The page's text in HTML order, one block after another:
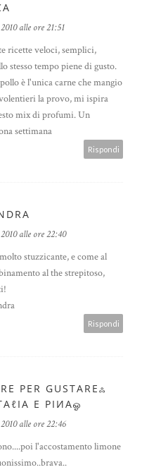
alle ore 21:51
ricette veloci, semplici,
stesso tempo piene di gusto.
è l'unica carne che mangio
la provo, mi ispira
mix di profumi. Un
settimana
Rispondi
alle ore 22:40
stuzzicante, e come al
al the strepitoso,
Rispondi
PER GUSTAREஃ
E ΡΙИΑஓ
alle ore 22:46
l'accostamento limone